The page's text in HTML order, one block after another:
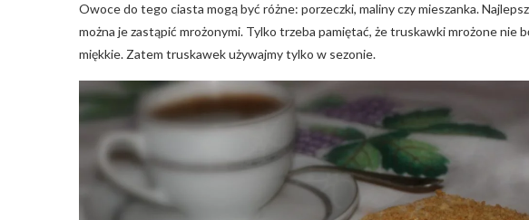
Owoce do tego ciasta mogą być różne: porzeczki, maliny czy mieszanka.
można je zastąpić mrożonymi. Tylko trzeba pamiętać, że truskawki mrożone nie
miękkie. Zatem truskawek używajmy tylko w sezonie.